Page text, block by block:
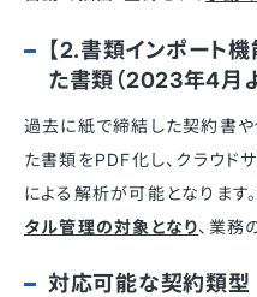
【2.書類インポート
た書類（2023年4月よ
過去に紙で締結した契約書
た書類をPDF化し、クラウド
による解析が可能となります。
タル管理の対象となり、業務
対応可能な契約類型